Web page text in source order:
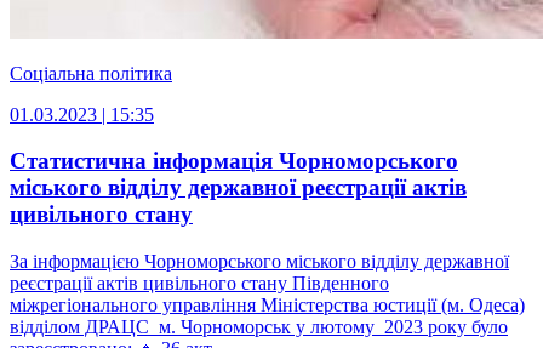
Соціальна політика
01.03.2023 | 15:35
Статистична інформація Чорноморського
міського відділу державної реєстрації актів
цивільного стану
За інформацією Чорноморського міського відділу державної
реєстрації актів цивільного стану Південного
міжрегіонального управління Міністерства юстиції (м. Одеса)
відділом ДРАЦС м. Чорноморськ у лютому 2023 року було